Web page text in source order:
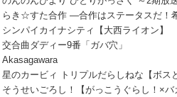
らき☆すた合作 ―合作はステータスだ！
シンパイカイナシティ【大西ライオン】
交合曲ダディー9番「ガバ穴」
Akasagawara
星のカービィ トリプルだらしねな【ボス
そうせいごろし！【がっこうぐらし！×